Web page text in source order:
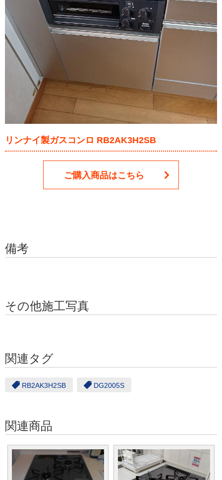
リンナイ製ガスコンロ RB2AK3H2SB
ご購入商品はこちら
備考
その他施工写真
関連タグ
RB2AK3H2SB DG2005S
関連商品